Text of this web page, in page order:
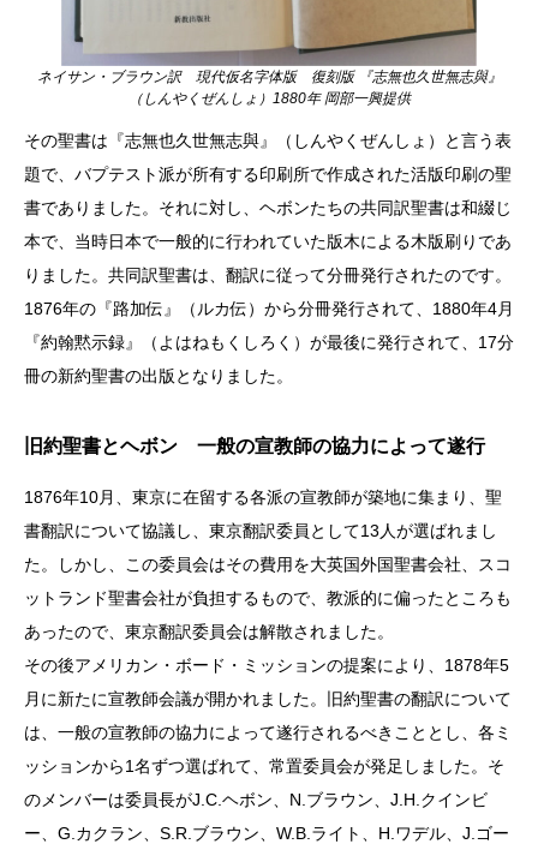
ネイサン・ブラウン訳 現代仮名字体版 復刻版 『志無也久世無志與』
（しんやくぜんしょ）1880年 岡部一興提供
その聖書は『志無也久世無志與』（しんやくぜんしょ）と言う表
題で、バプテスト派が所有する印刷所で作成された活版印刷の聖
書でありました。それに対し、ヘボンたちの共同訳聖書は和綴じ
本で、当時日本で一般的に行われていた版木による木版刷りであ
りました。共同訳聖書は、翻訳に従って分冊発行されたのです。
1876年の『路加伝』（ルカ伝）から分冊発行されて、1880年4月
『約翰黙示録』（よはねもくしろく）が最後に発行されて、17分
冊の新約聖書の出版となりました。
旧約聖書とヘボン 一般の宣教師の協力によって遂行
1876年10月、東京に在留する各派の宣教師が築地に集まり、聖
書翻訳について協議し、東京翻訳委員として13人が選ばれまし
た。しかし、この委員会はその費用を大英国外国聖書会社、スコ
ットランド聖書会社が負担するもので、教派的に偏ったところも
あったので、東京翻訳委員会は解散されました。
その後アメリカン・ボード・ミッションの提案により、1878年5
月に新たに宣教師会議が開かれました。旧約聖書の翻訳について
は、一般の宣教師の協力によって遂行されるべきこととし、各ミ
ッションから1名ずつ選ばれて、常置委員会が発足しました。そ
のメンバーは委員長がJ.C.ヘボン、N.ブラウン、J.H.クインビ
ー、G.カクラン、S.R.ブラウン、W.B.ライト、H.ワデル、J.ゴー